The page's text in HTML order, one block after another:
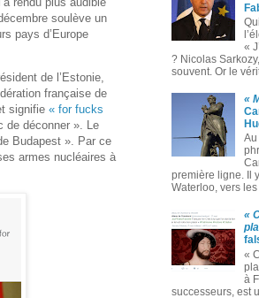
soulève un
pays d’Europe
de l’Estonie,
française de
signifie « for fucks
de déconner ». Le
Budapest ». Par ce
armes nucléaires à
«
? Nicolas
souvent. Or le
«
première ligne. Il
Waterloo, vers les
«
«
à
successeurs, est